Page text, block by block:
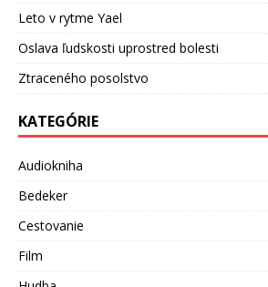
Leto v rytme Yael
Oslava ľudskosti uprostred bolesti
Ztraceného posolstvo
KATEGÓRIE
Audiokniha
Bedeker
Cestovanie
Film